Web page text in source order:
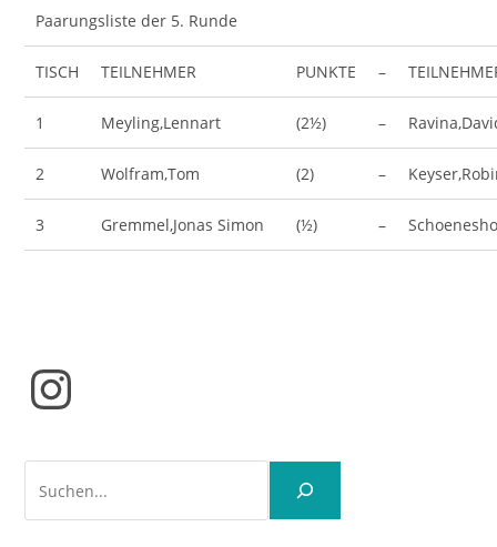
Paarungsliste der 5. Runde
TISCH TEILNEHMER PUNKTE –
1 Meyling,Lennart (2½) –
2 Wolfram,Tom (2) –
3 Gremmel,Jonas Simon (½) –
Instagram